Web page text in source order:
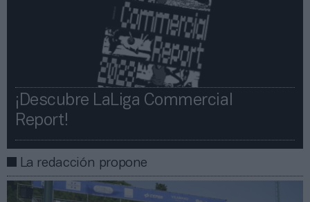
¡Descubre LaLiga Commercial
Report!​​
La redacción propone